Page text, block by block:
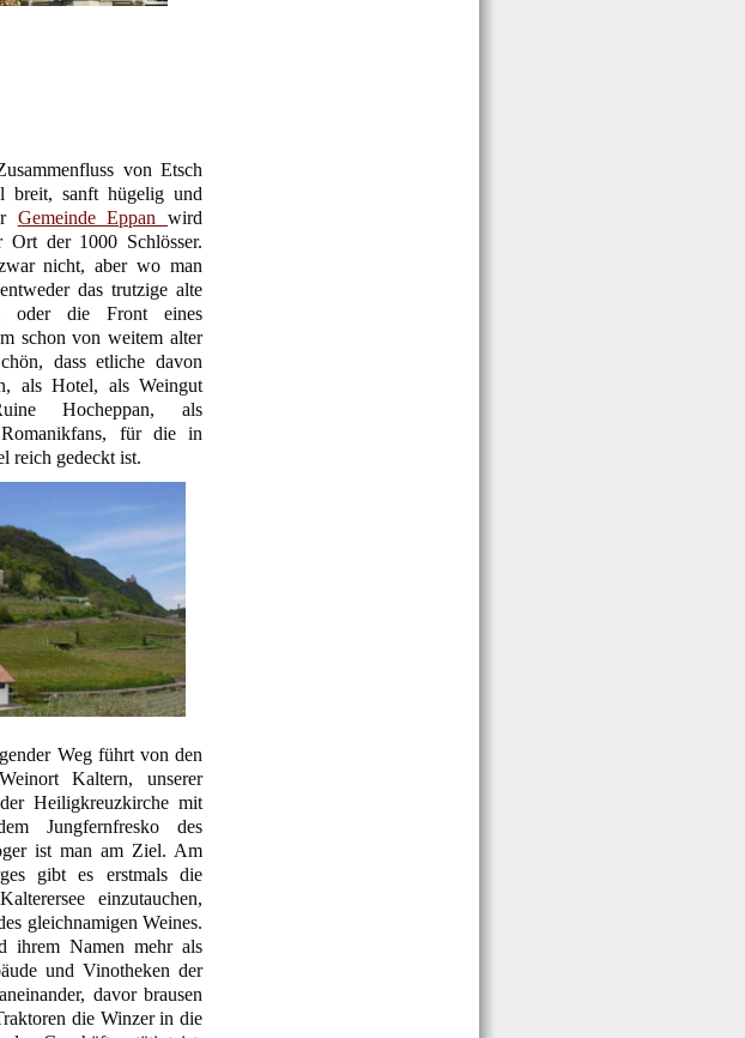
von Etsch
breit, sanft hügelig und
Gemeinde Eppanwird
Ort der 1000 Schlösser.
nicht, aber wo man
das trutzige alte
oder die Front eines
schon von weitem alter
dass etliche davon
als Hotel, als Weingut
Hocheppan, als
für die in
reich gedeckt ist.
Weg führt von den
Kaltern, unserer
Heiligkreuzkirche mit
Jungfernfresko des
ist man am Ziel. Am
gibt es erstmals die
einzutauchen,
gleichnamigen Weines.
ihrem Namen mehr als
und Vinotheken der
davor brausen
die Winzer in die